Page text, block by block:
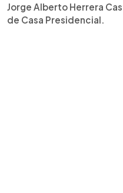
Jorge Alberto Herrera
de Casa Presidencial.